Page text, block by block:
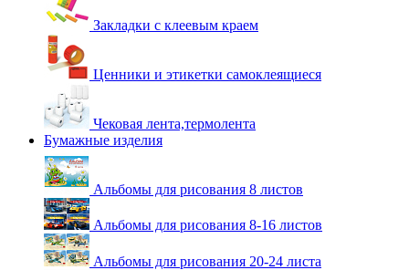
Закладки с клеевым краем
Ценники и этикетки самоклеящиеся
Чековая лента,термолента
Бумажные изделия
Альбомы для рисования 8 листов
Альбомы для рисования 8-16 листов
Альбомы для рисования 20-24 листа